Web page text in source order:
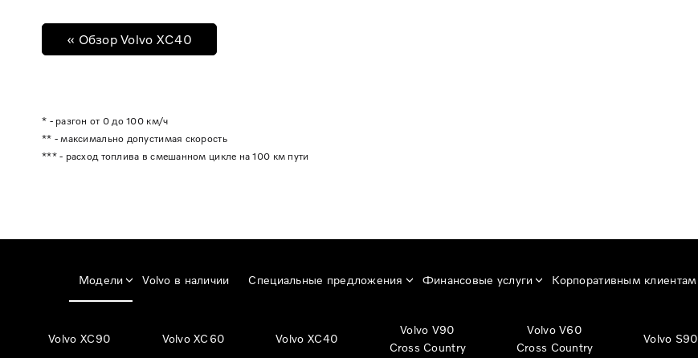
« Обзор Volvo XC40
* - разгон от 0 до 100 км/ч
** - максимально допустимая скорость
*** - расход топлива в смешанном цикле на 100 км пути
Модели Volvo в наличии Специальные предложения Финансовые услуги Корпоративным клиентам
Volvo XC90 Volvo XC60 Volvo XC40
Volvo V90
Cross Country
Volvo V60
Cross Country
Volvo S90